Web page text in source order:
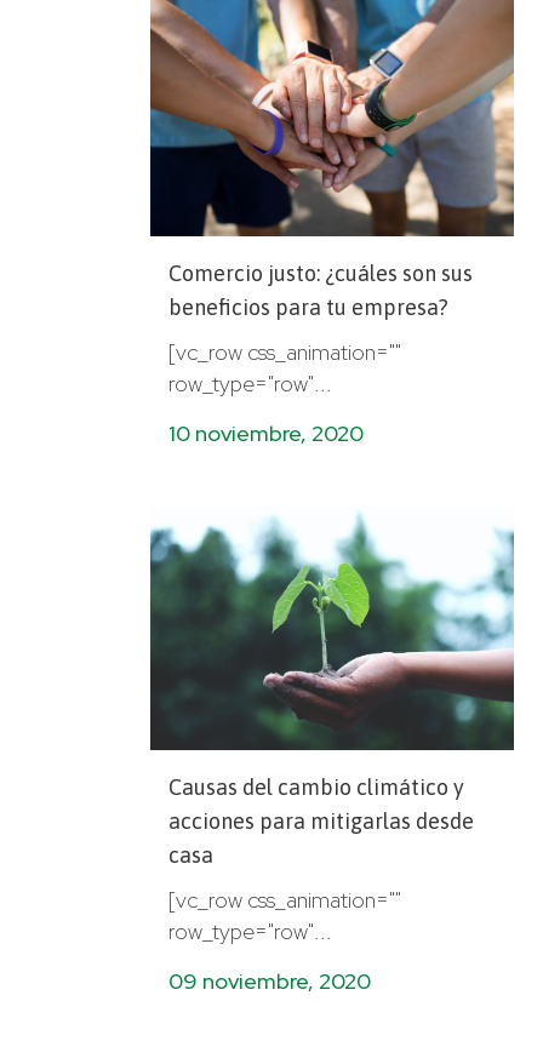
Comercio justo: ¿cuáles son sus
beneficios para tu empresa?
[vc_row css_animation=""
row_type="row"...
10 noviembre, 2020
Causas del cambio climático y
acciones para mitigarlas desde
casa
[vc_row css_animation=""
row_type="row"...
09 noviembre, 2020